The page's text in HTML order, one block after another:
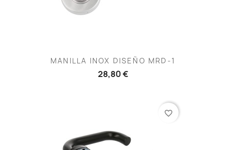
MANILLA INOX DISEÑO MRD-1
28,80 €
favorite_border